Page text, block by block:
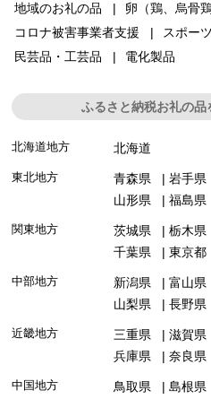
地域のお礼の品
卵（鶏、烏骨鶏
コロナ被害事業者支援
スポー
民芸品・工芸品
電化製品
ふるさと納税お礼の
北海道地方 北海道
東北地方 青森県 岩手県
山形県
福島県
関東地方 茨城県 栃木県
千葉県
東京都
中部地方 新潟県 富山県
山梨県
長野県
近畿地方 三重県 滋賀県
兵庫県
奈良県
中国地方 鳥取県 島根県